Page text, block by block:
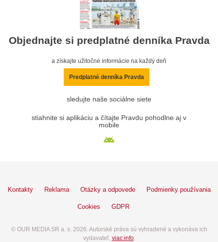
Objednajte si predplatné denníka Pravda
a získajte užitočné informácie na každý deň
Predplatné denníka Pravda
sledujte naše sociálne siete
stiahnite si aplikáciu a čítajte Pravdu pohodlne aj v
mobile
Kontakty Reklama Otázky a odpovede Podmienky používania
Cookies GDPR
© OUR MEDIA SR a. s. 2026. Autorské práva sú vyhradené a vykonáva ich
vydavateľ, viac info.